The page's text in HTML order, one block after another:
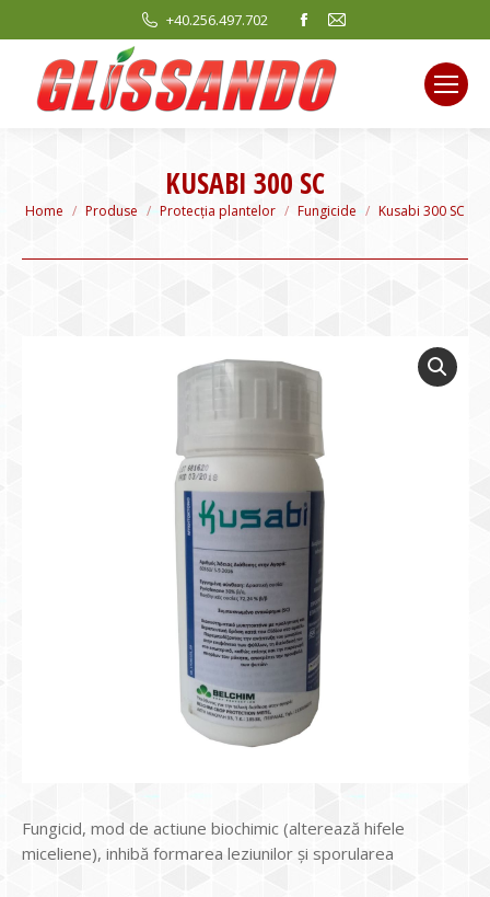
+40.256.497.702
Facebook
opens
in
new
Mail
new
KUSABI 300 SC
You are here:
Home Produse Protecția plantelor Fungicide Kusabi 300 SC
Fungicid, mod de actiune biochimic (alterează hifele
miceliene), inhibă formarea leziunilor și sporularea